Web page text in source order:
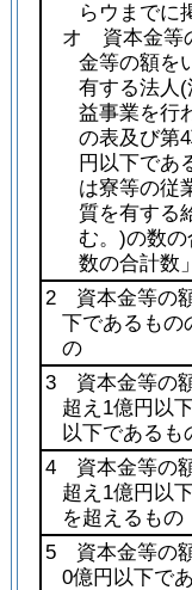
らウまでに
オ 資本金等
金等の額を
有する法人 (
益事業を行
の表及び第
円以下であ
は寮等の従
質を有する
む。)の数の
数の合計数
2 資本金等の
下であるもの
の
3 資本金等の
超え1億円以
以下であるも
4 資本金等の
超え1億円以
を超えるもの
5 資本金等の
0億円以下で